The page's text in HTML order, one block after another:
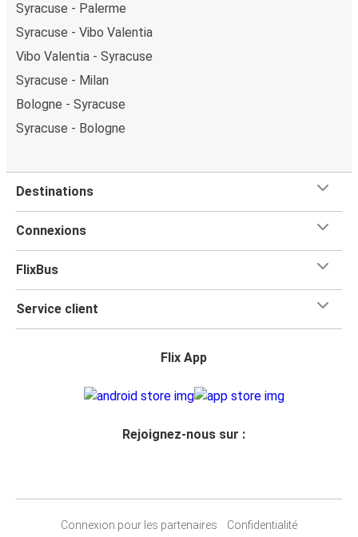
Syracuse - Palerme
Syracuse - Vibo Valentia
Vibo Valentia - Syracuse
Syracuse - Milan
Bologne - Syracuse
Syracuse - Bologne
Destinations
Connexions
FlixBus
Service client
Flix App
Rejoignez-nous sur :
Connexion pour les partenaires Confidentialité